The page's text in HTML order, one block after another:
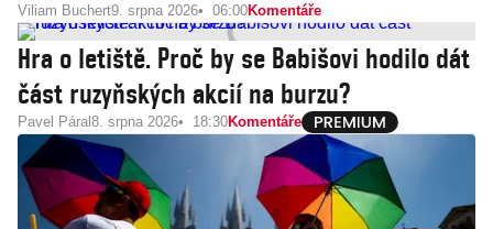
Viliam Buchert9. srpna 2026 06:00Komentáře
Hra o letiště. Proč by se Babišovi hodilo dát
část ruzyňských akcií na burzu?
Pavel Páral 8. srpna 2026 18:30Komentáře